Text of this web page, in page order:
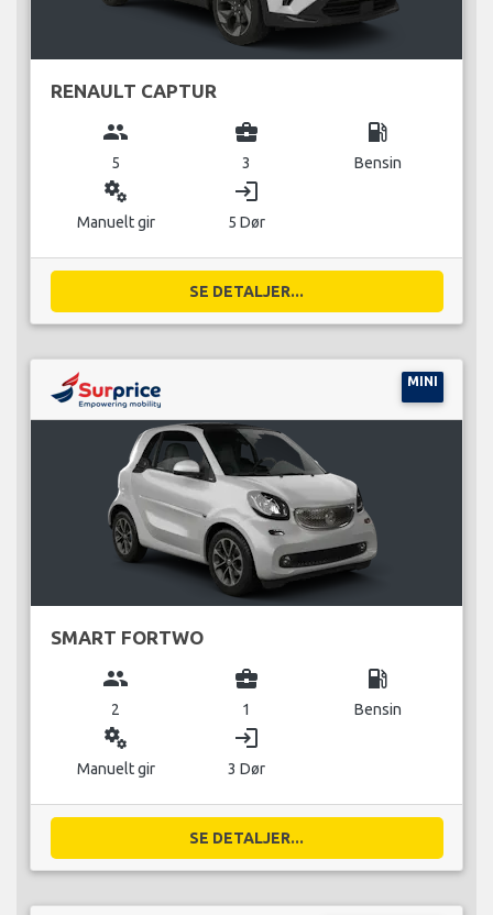
RENAULT CAPTUR
group
5
business_center
3
local_gas_station
Bensin
miscellaneous_services
Manuelt gir
login
5 Dør
SE DETALJER...
MINI
SMART FORTWO
group
2
business_center
1
local_gas_station
Bensin
miscellaneous_services
Manuelt gir
login
3 Dør
SE DETALJER...